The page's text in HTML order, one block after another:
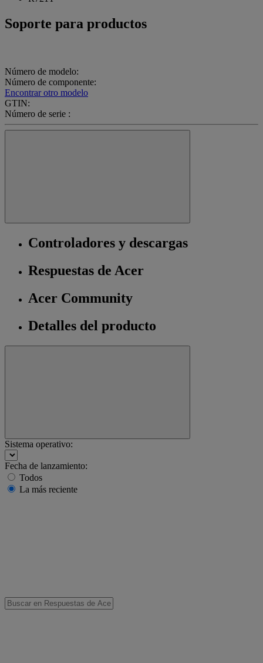
Soporte para productos
Número de modelo:
Número de componente:
Encontrar otro modelo
GTIN:
Número de serie :
Controladores y descargas
Respuestas de Acer
Acer Community
Detalles del producto
Sistema operativo:
Fecha de lanzamiento:
Todos
La más reciente